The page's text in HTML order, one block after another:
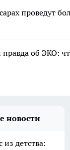
проведут
об ЭКО:
новости
из детства: